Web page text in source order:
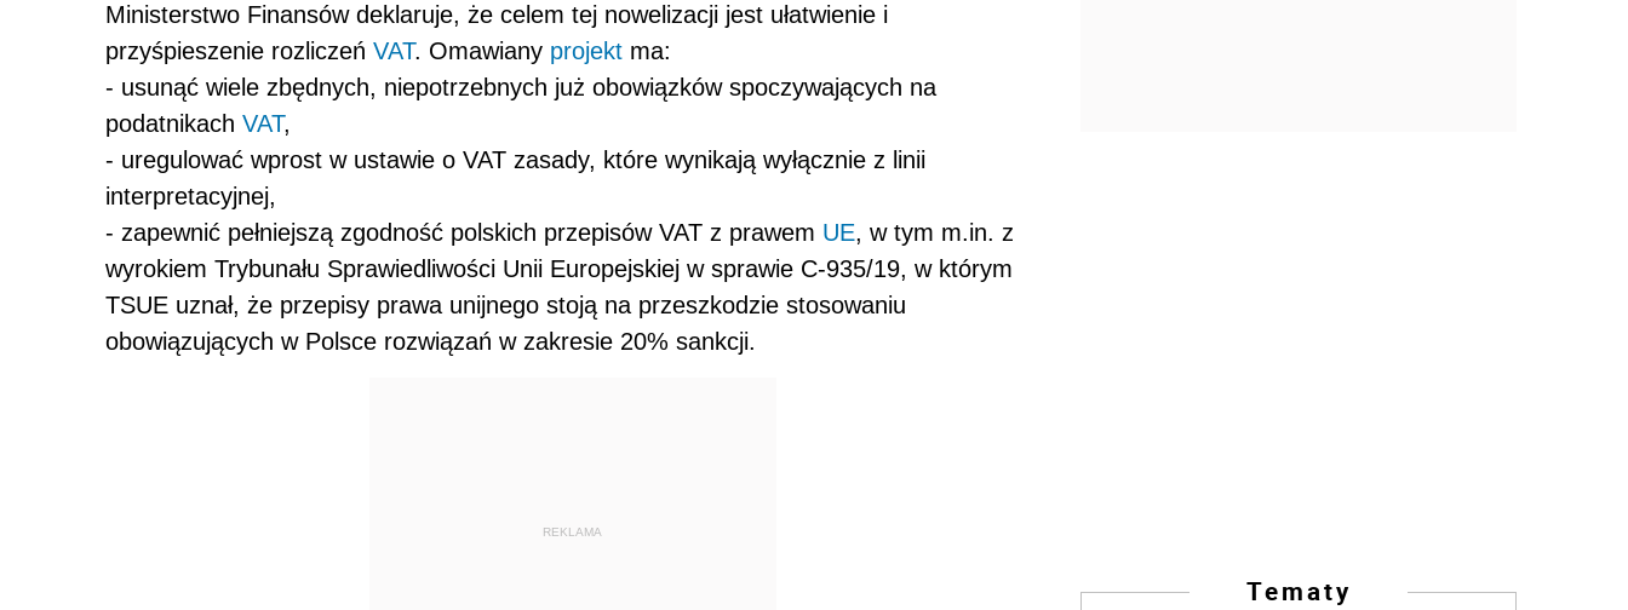
Ministerstwo Finansów deklaruje, że celem tej nowelizacji jest ułatwienie i
przyśpieszenie rozliczeń VAT. Omawiany projekt ma:
- usunąć wiele zbędnych, niepotrzebnych już obowiązków spoczywających na
podatnikach VAT,
- uregulować wprost w ustawie o VAT zasady, które wynikają wyłącznie z linii
interpretacyjnej,
- zapewnić pełniejszą zgodność polskich przepisów VAT z prawem UE, w tym m.in. z
wyrokiem Trybunału Sprawiedliwości Unii Europejskiej w sprawie C-935/19, w którym
TSUE uznał, że przepisy prawa unijnego stoją na przeszkodzie stosowaniu
obowiązujących w Polsce rozwiązań w zakresie 20% sankcji.
REKLAMA
Tematy